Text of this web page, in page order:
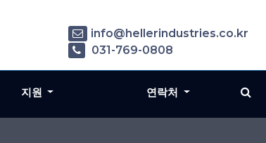
info@hellerindustries.co.kr
031-769-0808
지원 연락처